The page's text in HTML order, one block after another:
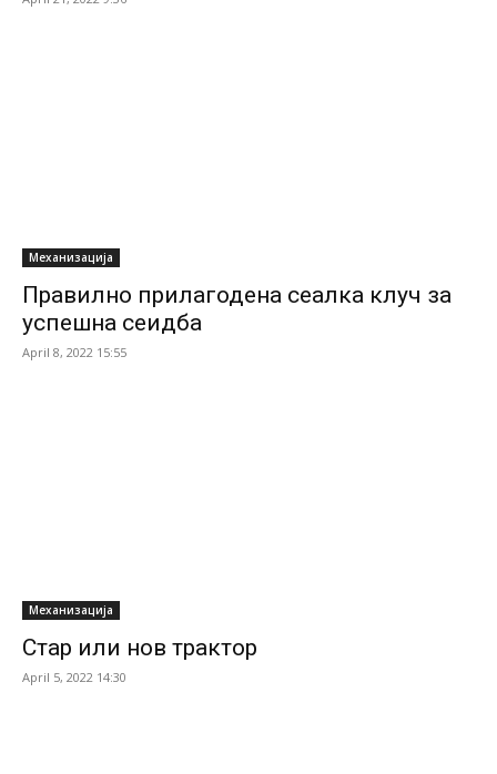
Механизација
Правилно прилагодена сеалка клуч за
успешна сеидба
April 8, 2022 15:55
Механизација
Стар или нов трактор
April 5, 2022 14:30